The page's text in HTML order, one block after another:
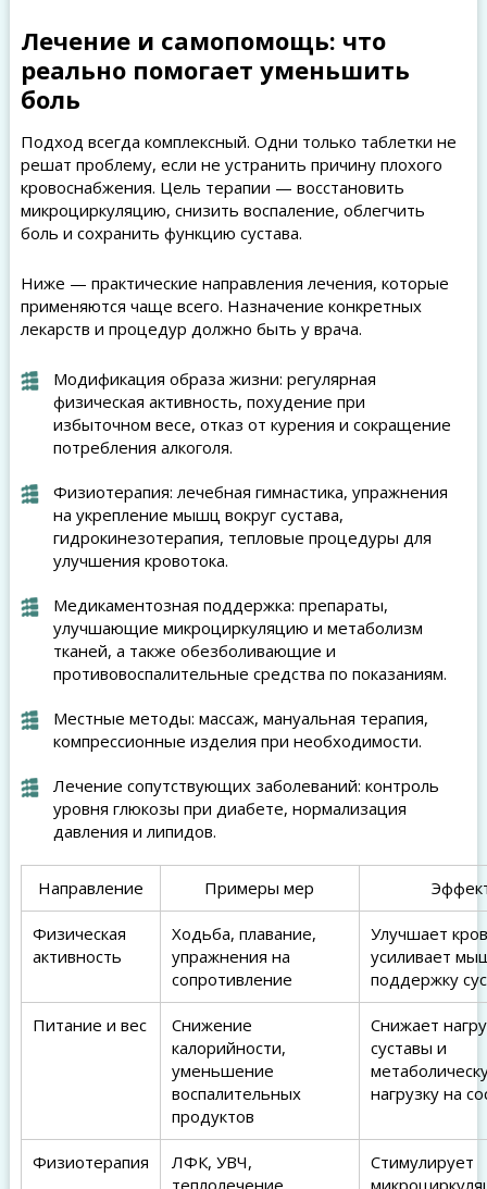
Лечение и самопомощь: что
реально помогает уменьшить
боль
Подход всегда комплексный. Одни только таблетки не
решат проблему, если не устранить причину плохого
кровоснабжения. Цель терапии — восстановить
микроциркуляцию, снизить воспаление, облегчить
боль и сохранить функцию сустава.
Ниже — практические направления лечения, которые
применяются чаще всего. Назначение конкретных
лекарств и процедур должно быть у врача.
Модификация образа жизни: регулярная
физическая активность, похудение при
избыточном весе, отказ от курения и сокращение
потребления алкоголя.
Физиотерапия: лечебная гимнастика, упражнения
на укрепление мышц вокруг сустава,
гидрокинезотерапия, тепловые процедуры для
улучшения кровотока.
Медикаментозная поддержка: препараты,
улучшающие микроциркуляцию и метаболизм
тканей, а также обезболивающие и
противовоспалительные средства по показаниям.
Местные методы: массаж, мануальная терапия,
компрессионные изделия при необходимости.
Лечение сопутствующих заболеваний: контроль
уровня глюкозы при диабете, нормализация
давления и липидов.
Направление Примеры мер
Физическая
активность
Ходьба, плавание,
упражнения на
сопротивление
Улучшает
усиливает
поддержку
Питание и вес
Снижение
калорийности,
уменьшение
воспалительных
продуктов
Снижает
суставы и
нагрузку на
Физиотерапия
ЛФК, УВЧ,
теплолечение
Стимулирует